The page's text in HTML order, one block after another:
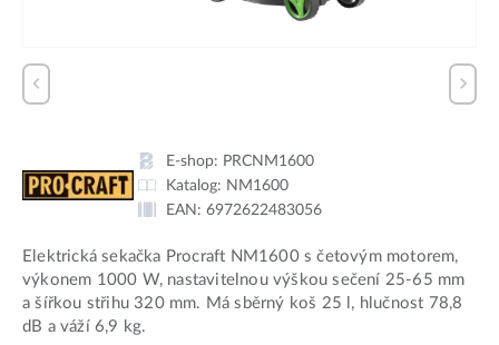
E-shop: PRCNM1600
Katalog: NM1600
EAN: 6972622483056
Elektrická sekačka Procraft NM1600 s četovým motorem,
výkonem 1000 W, nastavitelnou výškou sečení 25-65 mm
a šířkou střihu 320 mm. Má sběrný koš 25 l, hlučnost 78,8
dB a váží 6,9 kg.